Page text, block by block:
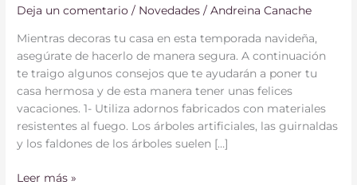
Deja un comentario / Novedades /Andreina Canache
Mientras decoras tu casa en esta temporada navideña,
asegúrate de hacerlo de manera segura. A continuación
te traigo algunos consejos que te ayudarán a poner tu
casa hermosa y de esta manera tener unas felices
vacaciones. 1- Utiliza adornos fabricados con materiales
resistentes al fuego. Los árboles artificiales, las guirnaldas
y los faldones de los árboles suelen […]
Leer más »